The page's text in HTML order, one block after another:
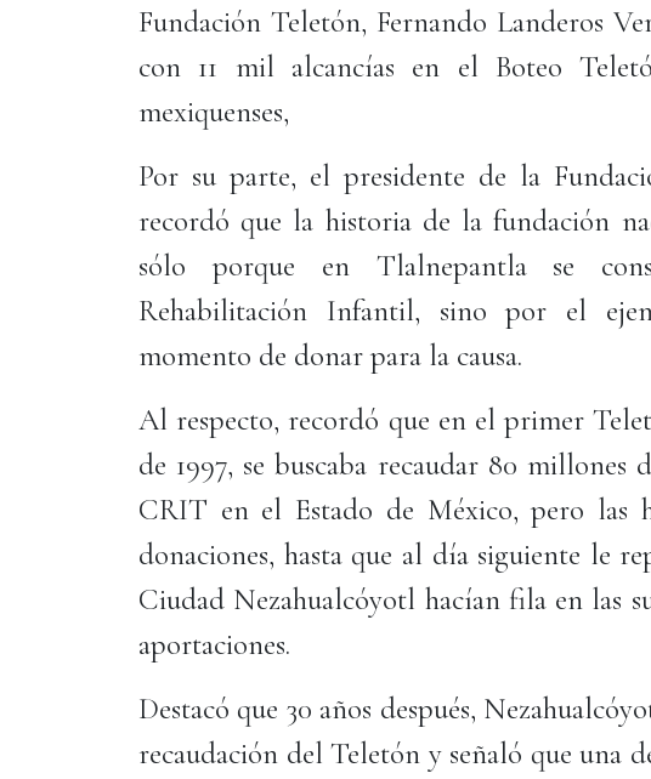
Fundación Teletón, Fernando Landeros
con 11 mil alcancías en el Boteo
mexiquenses,
Por su parte, el presidente de la
recordó que la historia de la fundación
sólo porque en Tlalnepantla se
Rehabilitación Infantil, sino por el
momento de donar para la causa.
Al respecto, recordó que en el primer
de 1997, se buscaba recaudar 80 millones
CRIT en el Estado de México, pero las
donaciones, hasta que al día siguiente le
Ciudad Nezahualcóyotl hacían fila en las
aportaciones.
Destacó que 30 años después,
recaudación del Teletón y señaló que una